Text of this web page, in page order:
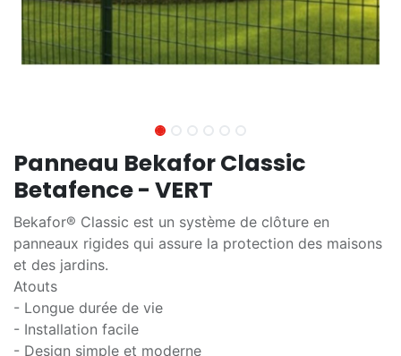
Panneau Bekafor Classic
Betafence - VERT
Bekafor® Classic est un système de clôture en
panneaux rigides qui assure la protection des maisons
et des jardins.
Atouts
- Longue durée de vie
- Installation facile
- Design simple et moderne